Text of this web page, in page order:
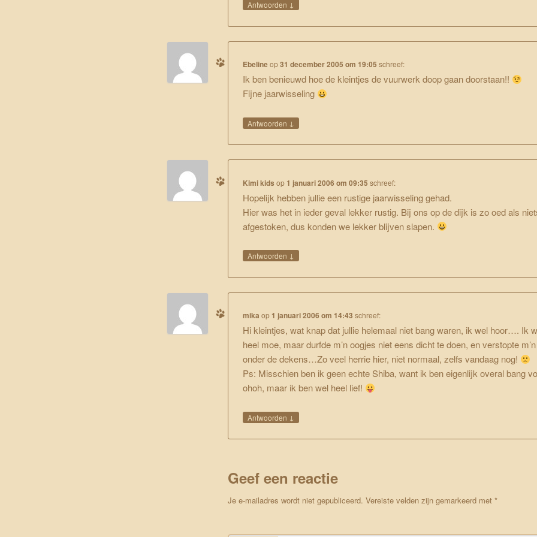
Antwoorden ↓
Ebelineop31 december 2005 om 19:05 schreef:
Ik ben benieuwd hoe de kleintjes de vuurwerk doop gaan doorstaan!!
Fijne jaarwisseling
Antwoorden ↓
Kimi kids op 1 januari 2006 om 09:35 schreef:
Hopelijk hebben jullie een rustige jaarwisseling gehad.
Hier was het in ieder geval lekker rustig. Bij ons op de dijk is zo oed als
afgestoken, dus konden we lekker blijven slapen.
Antwoorden ↓
mika op 1 januari 2006 om 14:43 schreef:
Hi kleintjes, wat knap dat jullie helemaal niet bang waren, ik wel hoor…. Ik
heel moe, maar durfde m’n oogjes niet eens dicht te doen, en verstopte
onder de dekens…Zo veel herrie hier, niet normaal, zelfs vandaag nog!
Ps: Misschien ben ik geen echte Shiba, want ik ben eigenlijk overal bang
ohoh, maar ik ben wel heel lief!
Antwoorden ↓
Geef een reactie
Je e-mailadres wordt niet gepubliceerd. Vereiste velden zijn gemarkeerd met *